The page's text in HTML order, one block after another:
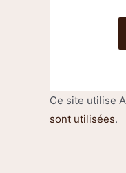
Ce site utilise
sont utilisées.